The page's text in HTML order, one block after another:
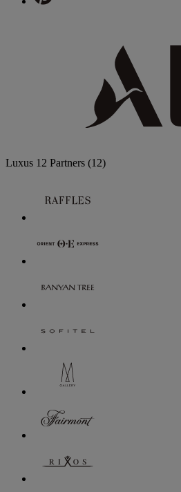
Luxus 12 Partners (12)